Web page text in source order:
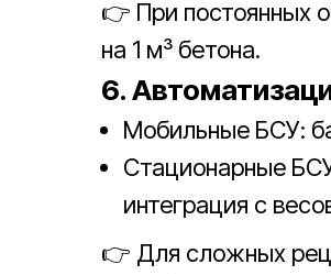
👉 При постоянных
на 1 м³ бетона.
6.
Мобильные БСУ:
Стационарные
интеграция с
👉 Для сложных